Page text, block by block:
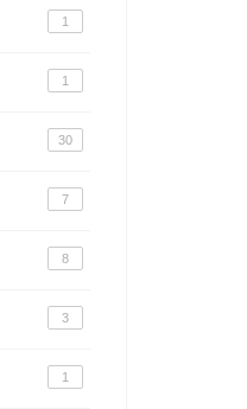
1
1
30
7
8
3
1